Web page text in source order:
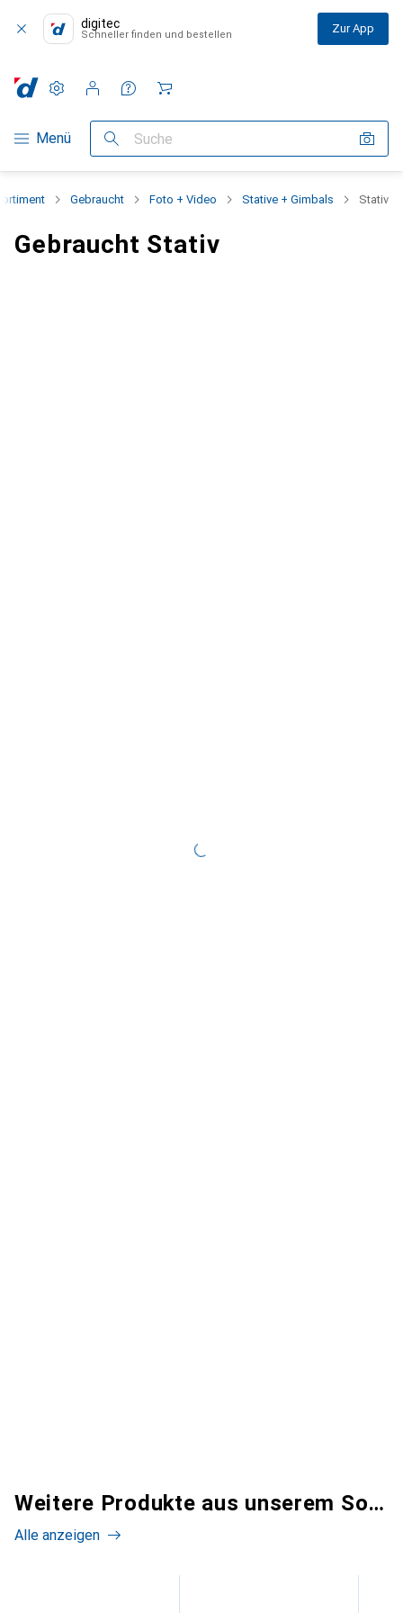
digitec
Schneller finden und bestellen Zur App
Navigation nach Kategorien
Menü Suche
Einstellungen
Kundenkonto
Vergleichslisten
Merklisten
Warenkorb
Gebraucht Foto + Video Stative + Gimbals Stativ
Gebraucht Stativ
Weitere Produkte aus unserem Sortiment
Alle anzeigen